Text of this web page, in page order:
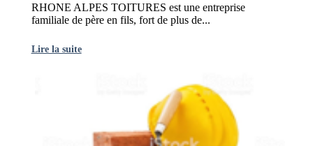
RHONE ALPES TOITURES est une entreprise
familiale de père en fils, fort de plus de...
Lire la suite